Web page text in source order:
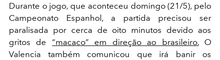
Durante o jogo, que aconteceu domingo (21/5), pelo
Campeonato Espanhol, a partida precisou ser
paralisada por cerca de oito minutos devido aos
gritos de “macaco” em direção ao brasileiro.O
Valencia também comunicou que irá banir os